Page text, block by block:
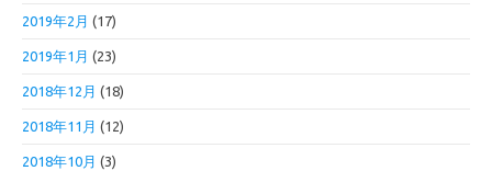
2019年2月 (17)
2019年1月 (23)
2018年12月 (18)
2018年11月 (12)
2018年10月 (3)